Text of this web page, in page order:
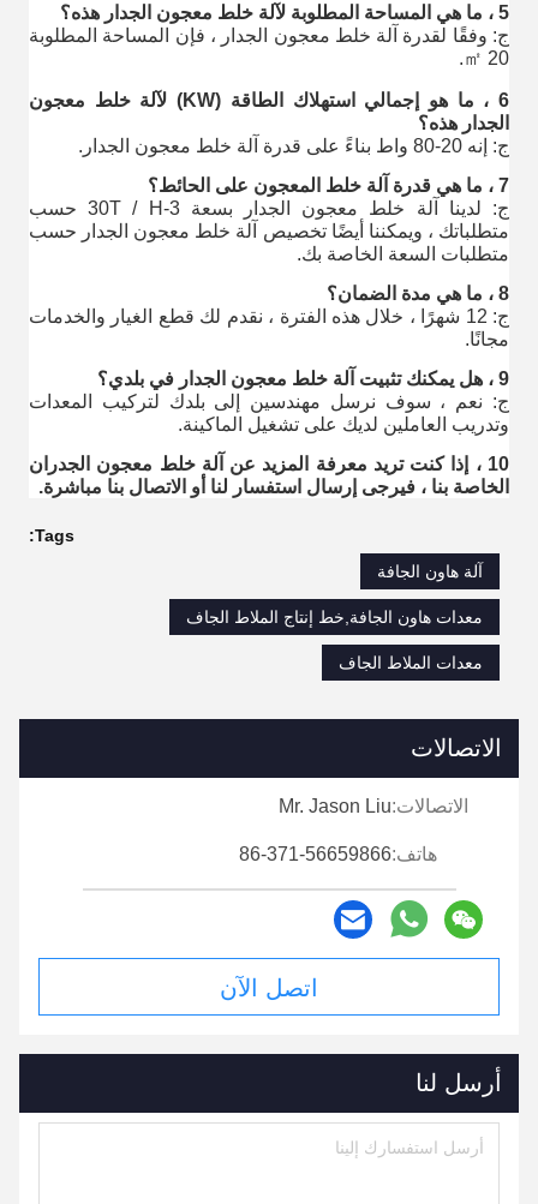
5 ، ما هي المساحة المطلوبة لآلة خلط معجون الجدار هذه؟
ج: وفقًا لقدرة آلة خلط معجون الجدار ، فإن المساحة المطلوبة
20 ㎡.
6 ، ما هو إجمالي استهلاك الطاقة (KW) لآلة خلط معجون
الجدار هذه؟
ج: إنه 20-80 واط بناءً على قدرة آلة خلط معجون الجدار.
7 ، ما هي قدرة آلة خلط المعجون على الحائط؟
ج: لدينا آلة خلط معجون الجدار بسعة 3-30T / H حسب
متطلباتك ، ويمكننا أيضًا تخصيص آلة خلط معجون الجدار حسب
متطلبات السعة الخاصة بك.
8 ، ما هي مدة الضمان؟
ج: 12 شهرًا ، خلال هذه الفترة ، نقدم لك قطع الغيار والخدمات
مجانًا.
9 ، هل يمكنك تثبيت آلة خلط معجون الجدار في بلدي؟
ج: نعم ، سوف نرسل مهندسين إلى بلدك لتركيب المعدات
وتدريب العاملين لديك على تشغيل الماكينة.
10 ، إذا كنت تريد معرفة المزيد عن آلة خلط معجون الجدران
الخاصة بنا ، فيرجى إرسال استفسار لنا أو الاتصال بنا مباشرة.
Tags:
آلة هاون الجافة
معدات هاون الجافة,خط إنتاج الملاط الجاف
معدات الملاط الجاف
الاتصالات
الاتصالات:Mr. Jason Liu
هاتف:86-371-56659866
اتصل الآن
أرسل لنا